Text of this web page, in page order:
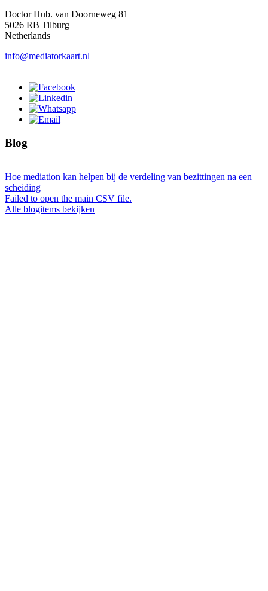
Doctor Hub. van Doorneweg 81
5026 RB Tilburg
Netherlands
info@mediatorkaart.nl
Blog
Hoe mediation kan helpen bij de verdeling van bezittingen na een
scheiding
Failed to open the main CSV file.
Alle blogitems bekijken